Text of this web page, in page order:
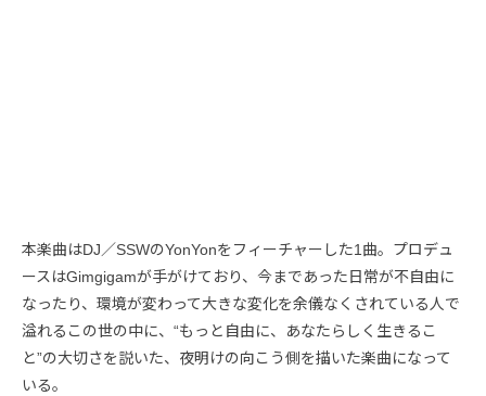
本楽曲はDJ／SSWのYonYonをフィーチャーした1曲。プロデュ
ースはGimgigamが手がけており、今まであった日常が不自由に
なったり、環境が変わって大きな変化を余儀なくされている人で
溢れるこの世の中に、“もっと自由に、あなたらしく生きるこ
と”の大切さを説いた、夜明けの向こう側を描いた楽曲になって
いる。